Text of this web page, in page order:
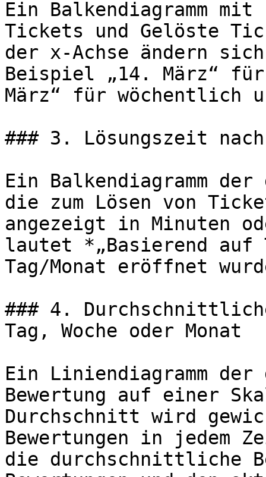
Ein Balkendiagramm
Tickets und Gelöste
der x-Achse ändern
Beispiel „14. März“
März“ für wöchentlich
### 3. Lösungszeit
Ein Balkendiagramm
die zum Lösen von
angezeigt in Minuten
lautet *„Basierend auf
Tag/Monat eröffnet
### 4.
Tag, Woche oder Monat
Ein Liniendiagramm
Bewertung auf einer
Durchschnitt wird
Bewertungen in jedem
die durchschnittliche